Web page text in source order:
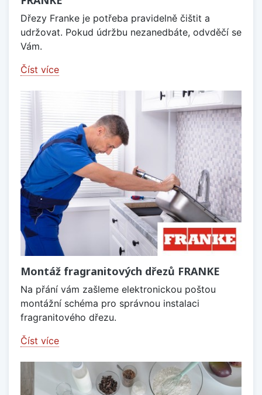
Dřezy Franke je potřeba pravidelně čištit a
udržovat. Pokud údržbu nezanedbáte, odvděčí se
Vám.
Číst více
Montáž fragranitových dřezů FRANKE
Na přání vám zašleme elektronickou poštou
montážní schéma pro správnou instalaci
fragranitového dřezu.
Číst více